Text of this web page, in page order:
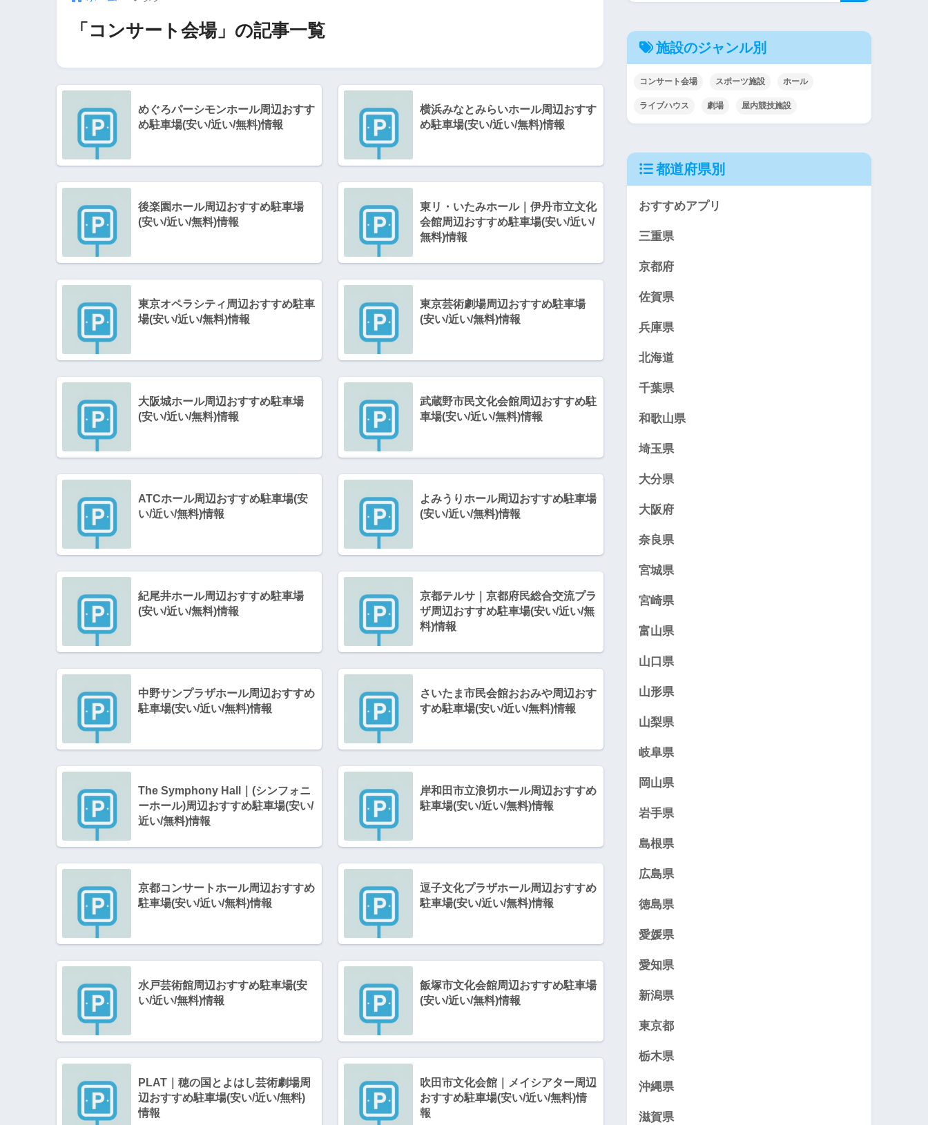
「コンサート会場」の記事一覧
めぐろパーシモンホール周辺おすす
め駐車場(安い/近い/無料)情報
横浜みなとみらいホール周辺おすす
め駐車場(安い/近い/無料)情報
後楽園ホール周辺おすすめ駐車場
(安い/近い/無料)情報
東リ・いたみホール｜伊丹市立文化
会館周辺おすすめ駐車場(安い/近い/
無料)情報
東京オペラシティ周辺おすすめ駐車
場(安い/近い/無料)情報
東京芸術劇場周辺おすすめ駐車場
(安い/近い/無料)情報
大阪城ホール周辺おすすめ駐車場
(安い/近い/無料)情報
武蔵野市民文化会館周辺おすすめ駐
車場(安い/近い/無料)情報
ATCホール周辺おすすめ駐車場(安
い/近い/無料)情報
よみうりホール周辺おすすめ駐車場
(安い/近い/無料)情報
紀尾井ホール周辺おすすめ駐車場
(安い/近い/無料)情報
京都テルサ｜京都府民総合交流プラ
ザ周辺おすすめ駐車場(安い/近い/無
料)情報
中野サンプラザホール周辺おすすめ
駐車場(安い/近い/無料)情報
さいたま市民会館おおみや周辺おす
すめ駐車場(安い/近い/無料)情報
The Symphony Hall｜(シンフォニ
ーホール)周辺おすすめ駐車場(安い/
近い/無料)情報
岸和田市立浪切ホール周辺おすすめ
駐車場(安い/近い/無料)情報
京都コンサートホール周辺おすすめ
駐車場(安い/近い/無料)情報
逗子文化プラザホール周辺おすすめ
駐車場(安い/近い/無料)情報
水戸芸術館周辺おすすめ駐車場(安
い/近い/無料)情報
飯塚市文化会館周辺おすすめ駐車場
(安い/近い/無料)情報
PLAT｜穂の国とよはし芸術劇場周
辺おすすめ駐車場(安い/近い/無料)
情報
吹田市文化会館｜メイシアター周辺
おすすめ駐車場(安い/近い/無料)情
報
施設のジャンル別
コンサート会場 スポーツ施設 ホール
ライブハウス 劇場 屋内競技施設
都道府県別
おすすめアプリ
三重県
京都府
佐賀県
兵庫県
北海道
千葉県
和歌山県
埼玉県
大分県
大阪府
奈良県
宮城県
宮崎県
富山県
山口県
山形県
山梨県
岐阜県
岡山県
岩手県
島根県
広島県
徳島県
愛媛県
愛知県
新潟県
東京都
栃木県
沖縄県
滋賀県